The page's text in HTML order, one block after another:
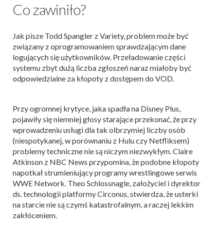
Co zawiniło?
Jak pisze Todd Spangler z Variety, problem może być
związany z oprogramowaniem sprawdzającym dane
logujących się użytkowników. Przeładowanie części
systemu zbyt dużą liczba zgłoszeń naraz miałoby być
odpowiedzialne za kłopoty z dostępem do VOD.
Przy ogromnej krytyce, jaka spadła na Disney Plus,
pojawiły się niemniej głosy starające przekonać, że przy
wprowadzeniu usługi dla tak olbrzymiej liczby osób
(niespotykanej, w porównaniu z Hulu czy Netfliksem)
problemy techniczne nie są niczym niezwykłym. Claire
Atkinson z NBC News przypomina, że podobne kłopoty
napotkał strumieniujący programy wrestlingowe serwis
WWE Network. Theo Schlossnagle, założyciel i dyrektor
ds. technologii platformy Circonus, stwierdza, że usterki
na starcie nie są czymś katastrofalnym, a raczej lekkim
zakłóceniem.